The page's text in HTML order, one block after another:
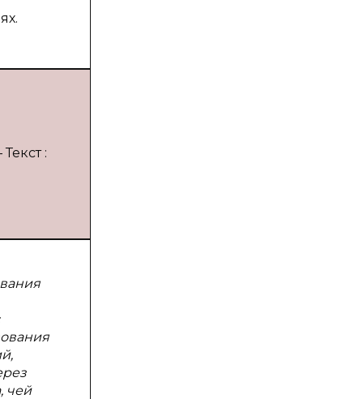
:
чей